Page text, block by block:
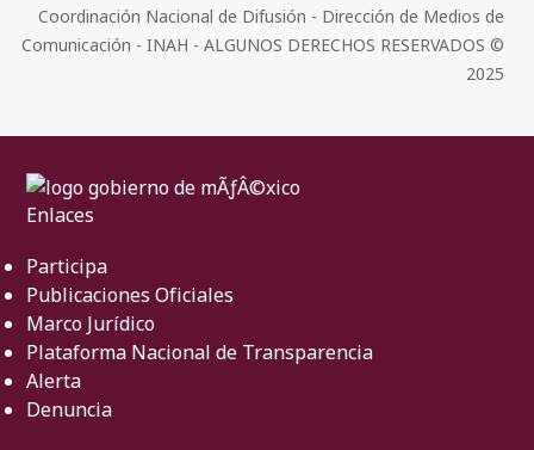
Coordinación Nacional de Difusión - Dirección de Medios de
Comunicación - INAH - ALGUNOS DERECHOS RESERVADOS ©
2025
Enlaces
Participa
Publicaciones Oficiales
Marco Jurídico
Plataforma Nacional de Transparencia
Alerta
Denuncia